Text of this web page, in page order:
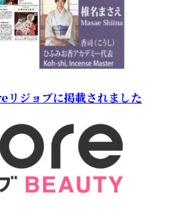
ジョブに掲載されました